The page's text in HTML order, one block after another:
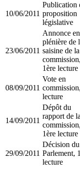
10/06/2011
Publication
proposition
législative
23/06/2011
Annonce en
plénière de
saisine de la
commission,
1ère lecture
08/09/2011
Vote en
lecture
14/09/2011
Dépôt du
rapport de la
commission,
1ère lecture
29/09/2011
Décision du
Parlement,
lecture